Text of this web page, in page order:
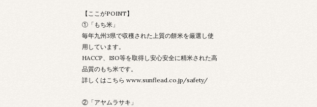
【ここがPOINT】
①「もち米」
毎年九州3県で収穫された上質の餅米を厳選し使
用しています。
HACCP、ISO等を取得し安心安全に精米された高
品質のもち米です。
詳しくはこちら www.sunflead.co.jp/safety/
②「アヤムラサキ」